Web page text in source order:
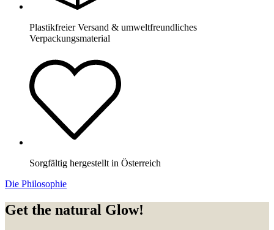
Plastikfreier Versand & umweltfreundliches
Verpackungsmaterial
Sorgfältig hergestellt in Österreich
Die Philosophie
Get the natural Glow!